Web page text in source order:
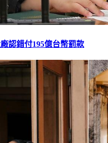
認錯付195億台幣罰款